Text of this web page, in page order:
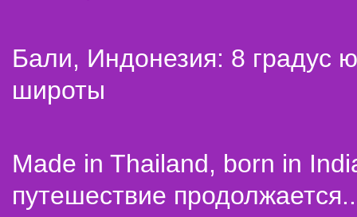
Бали, Индонезия: 8 градус
широты
Made in Thailand, born in
путешествие